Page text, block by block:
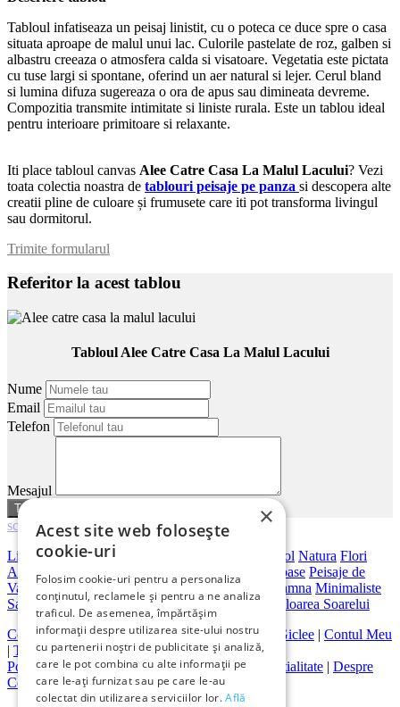
Tabloul infatiseaza un peisaj linistit, cu o poteca ce duce spre o casa
situata aproape de malul unui lac. Culorile pastelate de roz, galben si
albastru creeaza o atmosfera calda si visatoare. Vegetatia este pictata
cu tuse largi si spontane, oferind un aer natural si lejer. Cerul bland
si lumina difuza sugereaza o ora de apus sau dimineata devreme.
Compozitia transmite intimitate si liniste rurala. Este un tablou ideal
pentru interioare primitoare si relaxante.
Iti place tabloul canvas Alee Catre Casa La Malul Lacului? Vezi
toata colectia noastra de tablouri peisaje pe panza si descopera alte
creatii pline de culoare și frumusete care iti pot transforma livingul
sau dormitorul.
Trimite formularul
Referitor la acest tablou
Tabloul Alee Catre Casa La Malul Lacului
Nume
Email
Telefon
Mesajul
scroll
Living Dormitor Dimensiuni Mari Hol Natura Flori
Abstracte
Peisaje Abstracte Orase Frumoase Peisaje de
Vara
Bar Japoneze Peisaje Marine Peisaje De Toamna Minimaliste
Salon Cai Feng Shui Nuduri Trandafiri Vintage
Floarea Soarelui
Contact|Despre galeriaq|Calitatea Tablourilor Giclee | Contul Meu
| Tablouri la Comanda
Politica de Livrare si Retur|Politica de Confidentialitate | Despre
Cookies| Termeni si Conditii de Utilizare
×
Acest site web folosește
cookie-uri
Folosim cookie-uri pentru a personaliza
conținutul, reclamele și pentru a ne analiza
traficul. De asemenea, împărtășim
informații despre utilizarea site-ului nostru
cu partenerii noștri de publicitate și analiză,
care le pot combina cu alte informații pe
care le-ați furnizat sau pe care le-au
colectat din utilizarea serviciilor lor.Află